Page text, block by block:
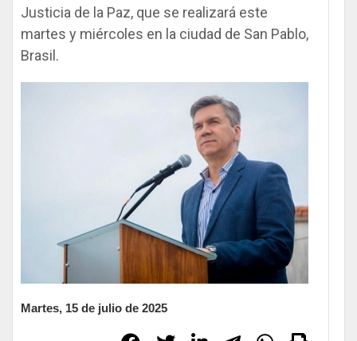
Justicia de la Paz, que se realizará este
martes y miércoles en la ciudad de San Pablo,
Brasil.
Martes, 15 de julio de 2025